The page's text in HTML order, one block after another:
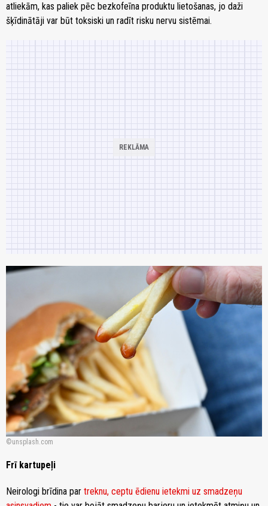
atliekām, kas paliek pēc bezkofeīna produktu lietošanas, jo daži
šķīdinātāji var būt toksiski un radīt risku nervu sistēmai.
unsplash.com
Frī kartupeļi
Neirologi brīdina par treknu, ceptu ēdienu ietekmi uz smadzeņu